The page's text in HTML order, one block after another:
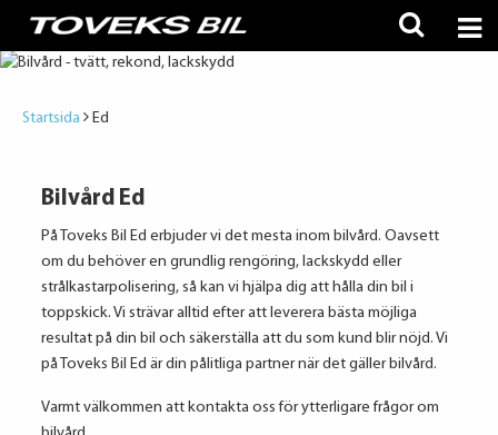
Startsida Ed
Bilvård Ed
På Toveks Bil Ed erbjuder vi det mesta inom bilvård. Oavsett
om du behöver en grundlig rengöring, lackskydd eller
strålkastarpolisering, så kan vi hjälpa dig att hålla din bil i
toppskick. Vi strävar alltid efter att leverera bästa möjliga
resultat på din bil och säkerställa att du som kund blir nöjd. Vi
på Toveks Bil Ed är din pålitliga partner när det gäller bilvård.
Varmt välkommen att kontakta oss för ytterligare frågor om